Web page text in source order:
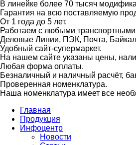
В линейке более 70 тысяч
Гарантия на всю поставляемую
От 1 года до 5 лет.
Работаем с любыми
Деловые Линии, ПЭК, Почта,
Удобный сайт-супермаркет.
На нашем сайте указаны цены,
Любая форма оплаты.
Безналичный и наличный расчёт,
Проверенная номенклатура.
Наша номенклатура имеет все
Главная
Продукция
Инфоцентр
Новости